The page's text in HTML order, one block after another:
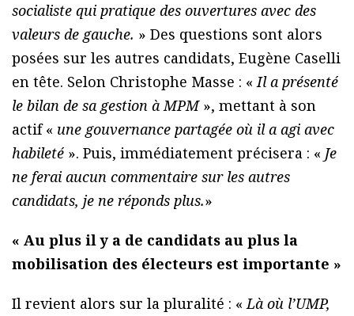
socialiste qui pratique des ouvertures avec des
valeurs de gauche. » Des questions sont alors
posées sur les autres candidats, Eugène Caselli
en tête. Selon Christophe Masse : « Il a présenté
le bilan de sa gestion à MPM », mettant à son
actif « une gouvernance partagée où il a agi avec
habileté ». Puis, immédiatement précisera : « Je
ne ferai aucun commentaire sur les autres
candidats, je ne réponds plus.»
« Au plus il y a de candidats au plus la
mobilisation des électeurs est importante »
Il revient alors sur la pluralité : «Là où l’UMP,